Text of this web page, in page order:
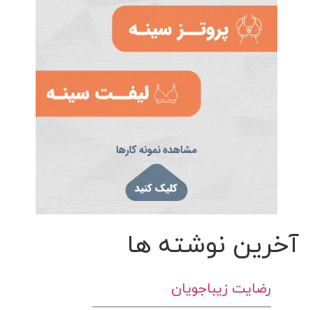
آخرین نوشته ها
رضایت زیباجویان